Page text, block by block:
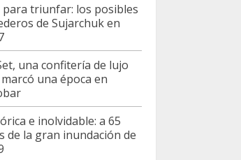
para triunfar: los posibles
de Sujarchuk en
una confitería de lujo
una época en
e inolvidable: a 65
de la gran inundación de